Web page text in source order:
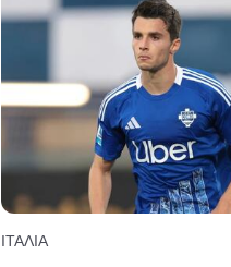
ΙΤΑΛΊΑ